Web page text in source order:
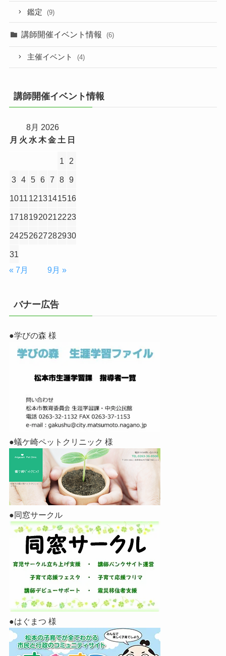
鑑定 (9)
講師開催イベント情報 (6)
主催イベント (4)
講師開催イベント情報
8月 2026
月 火 水木金 土 日
1 2
3 4 5 6 7 8 9
1011 1213141516
17181920212223
24252627282930
31
« 7月
9月 »
バナー広告
●学びの森 様
●蟻ケ崎ペットクリニック 様
●同窓サークル
●はぐまつ 様